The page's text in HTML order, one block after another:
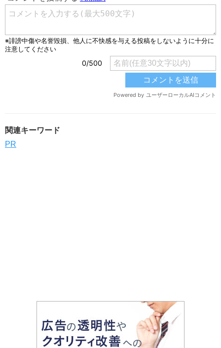
関連キーワード
PR